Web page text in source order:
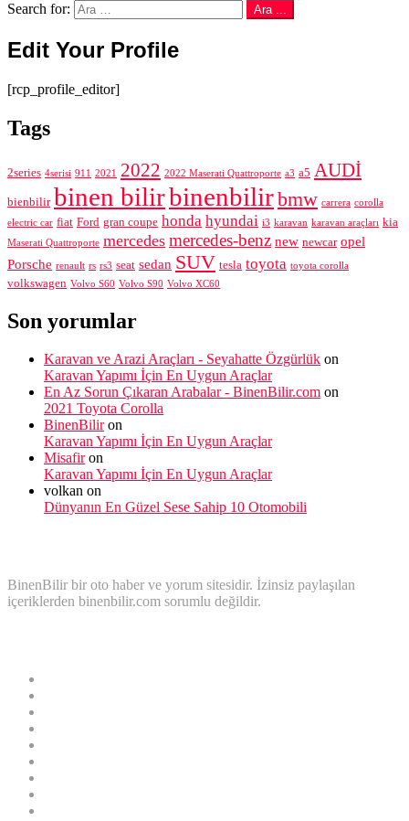
Search for:
Ara ...
Edit Your Profile
[rcp_profile_editor]
Tags
2series 4serisi 911 2021 2022 2022 Maserati Quattroporte a3 a5 AUDİ
bienbilir binen bilirbinenbilirbmw carrera corolla
electric car fiat Ford gran coupe honda hyundai i3 karavan karavan araçları kia
Maserati Quattroporte mercedes mercedes-benz new newcar opel
Porsche renault rs rs3 seat sedan SUV tesla toyota toyota corolla
volkswagen Volvo S60 Volvo S90 Volvo XC60
Son yorumlar
Karavan ve Arazi Araçları - Seyahatte Özgürlük on
Karavan Yapımı İçin En Uygun Araçlar
En Az Sorun Çıkaran Arabalar - BinenBilir.com on
2021 Toyota Corolla
BinenBiliron
Karavan Yapımı İçin En Uygun Araçlar
Misafiron
Karavan Yapımı İçin En Uygun Araçlar
volkan on
Dünyanın En Güzel Sese Sahip 10 Otomobili
BinenBilir bir oto haber ve yorum sitesidir. İzinsiz paylaşılan
içeriklerden binenbilir.com sorumlu değildir.